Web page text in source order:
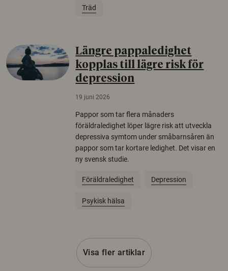
Träd
Längre pappaledighet
kopplas till lägre risk för
depression
19 juni 2026
Pappor som tar flera månaders
föräldraledighet löper lägre risk att utveckla
depressiva symtom under småbarnsåren än
pappor som tar kortare ledighet. Det visar en
ny svensk studie.
Föräldraledighet Depression
Psykisk hälsa
Visa fler artiklar